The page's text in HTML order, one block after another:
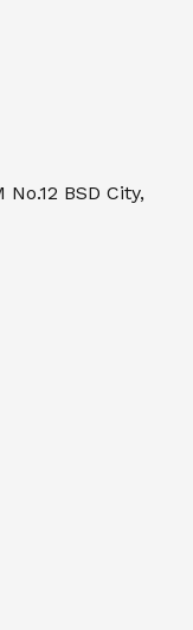
BSD City,